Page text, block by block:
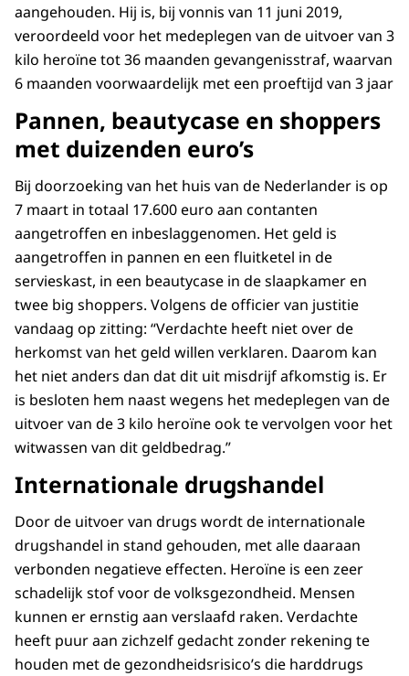
aangehouden. Hij is, bij vonnis van 11 juni 2019,
veroordeeld voor het medeplegen van de uitvoer van 3
kilo heroïne tot 36 maanden gevangenisstraf, waarvan
6 maanden voorwaardelijk met een proeftijd van 3 jaar
Pannen, beautycase en shoppers
met duizenden euro’s
Bij doorzoeking van het huis van de Nederlander is op
7 maart in totaal 17.600 euro aan contanten
aangetroffen en inbeslaggenomen. Het geld is
aangetroffen in pannen en een fluitketel in de
servieskast, in een beautycase in de slaapkamer en
twee big shoppers. Volgens de officier van justitie
vandaag op zitting: “Verdachte heeft niet over de
herkomst van het geld willen verklaren. Daarom kan
het niet anders dan dat dit uit misdrijf afkomstig is. Er
is besloten hem naast wegens het medeplegen van de
uitvoer van de 3 kilo heroïne ook te vervolgen voor het
witwassen van dit geldbedrag.”
Internationale drugshandel
Door de uitvoer van drugs wordt de internationale
drugshandel in stand gehouden, met alle daaraan
verbonden negatieve effecten. Heroïne is een zeer
schadelijk stof voor de volksgezondheid. Mensen
kunnen er ernstig aan verslaafd raken. Verdachte
heeft puur aan zichzelf gedacht zonder rekening te
houden met de gezondheidsrisico’s die harddrugs